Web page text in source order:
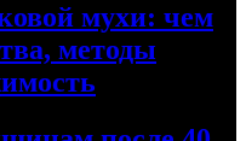
мухи: чем
методы